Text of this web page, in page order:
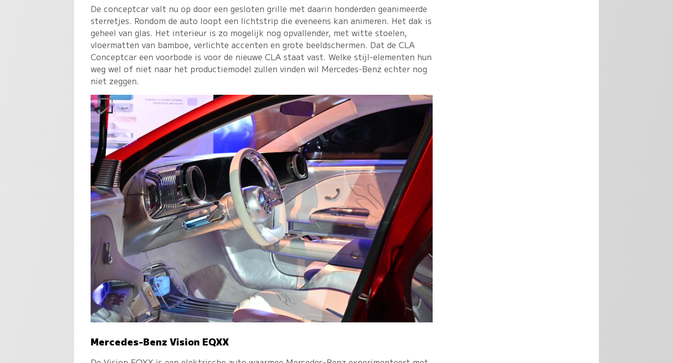
De conceptcar valt nu op door een gesloten grille met daarin honderden geanimeerde
sterretjes. Rondom de auto loopt een lichtstrip die eveneens kan animeren. Het dak is
geheel van glas. Het interieur is zo mogelijk nog opvallender, met witte stoelen,
vloermatten van bamboe, verlichte accenten en grote beeldschermen. Dat de CLA
Conceptcar een voorbode is voor de nieuwe CLA staat vast. Welke stijl-elementen hun
weg wel of niet naar het productiemodel zullen vinden wil Mercedes-Benz echter nog
niet zeggen.
Mercedes-Benz Vision EQXX